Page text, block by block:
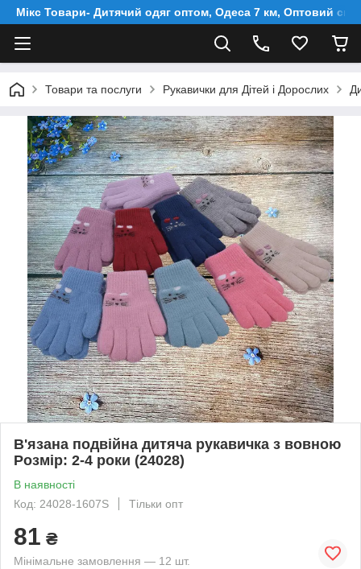
Мікс Товари- Дитячий одяг оптом, Одеса 7 км, Оптовий
Товари та послуги Рукавички для Дітей і Дорослих
В'язана подвійна дитяча рукавичка з вовною
Розмір: 2-4 роки (24028)
В наявності
Код: 24028-1607S
Тільки опт
81 ₴
Мінімальне замовлення — 12 шт.